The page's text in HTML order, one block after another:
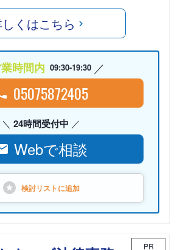
くはこちら
時間内 09:30-19:30
05075872405
24時間受付中
Webで相談
検討リストに追加
PR